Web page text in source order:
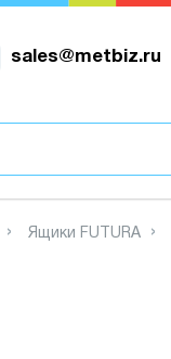
sales@metbiz.ru
Ящики FUTURA